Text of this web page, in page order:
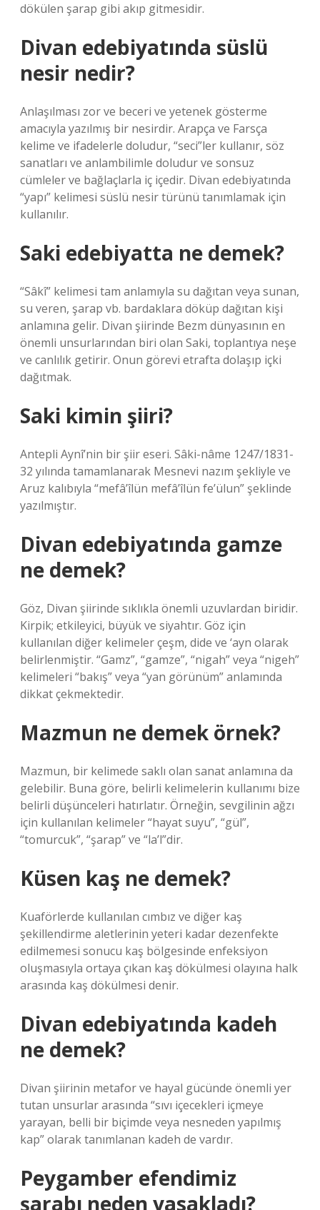
dökülen şarap gibi akıp gitmesidir.
Divan edebiyatında süslü
nesir nedir?
Anlaşılması zor ve beceri ve yetenek gösterme
amacıyla yazılmış bir nesirdir. Arapça ve Farsça
kelime ve ifadelerle doludur, “seci”ler kullanır, söz
sanatları ve anlambilimle doludur ve sonsuz
cümleler ve bağlaçlarla iç içedir. Divan edebiyatında
“yapı” kelimesi süslü nesir türünü tanımlamak için
kullanılır.
Saki edebiyatta ne demek?
“Sâkî” kelimesi tam anlamıyla su dağıtan veya sunan,
su veren, şarap vb. bardaklara döküp dağıtan kişi
anlamına gelir. Divan şiirinde Bezm dünyasının en
önemli unsurlarından biri olan Saki, toplantıya neşe
ve canlılık getirir. Onun görevi etrafta dolaşıp içki
dağıtmak.
Saki kimin şiiri?
Antepli Aynî’nin bir şiir eseri. Sâki-nâme 1247/1831-
32 yılında tamamlanarak Mesnevi nazım şekliyle ve
Aruz kalıbıyla “mefâ’îlün mefâ’îlün fe’ülun” şeklinde
yazılmıştır.
Divan edebiyatında gamze
ne demek?
Göz, Divan şiirinde sıklıkla önemli uzuvlardan biridir.
Kirpik; etkileyici, büyük ve siyahtır. Göz için
kullanılan diğer kelimeler çeşm, dide ve ‘ayn olarak
belirlenmiştir. “Gamz”, “gamze”, “nigah” veya “nigeh”
kelimeleri “bakış” veya “yan görünüm” anlamında
dikkat çekmektedir.
Mazmun ne demek örnek?
Mazmun, bir kelimede saklı olan sanat anlamına da
gelebilir. Buna göre, belirli kelimelerin kullanımı bize
belirli düşünceleri hatırlatır. Örneğin, sevgilinin ağzı
için kullanılan kelimeler “hayat suyu”, “gül”,
“tomurcuk”, “şarap” ve “la’l”dir.
Küsen kaş ne demek?
Kuaförlerde kullanılan cımbız ve diğer kaş
şekillendirme aletlerinin yeteri kadar dezenfekte
edilmemesi sonucu kaş bölgesinde enfeksiyon
oluşmasıyla ortaya çıkan kaş dökülmesi olayına halk
arasında kaş dökülmesi denir.
Divan edebiyatında kadeh
ne demek?
Divan şiirinin metafor ve hayal gücünde önemli yer
tutan unsurlar arasında “sıvı içecekleri içmeye
yarayan, belli bir biçimde veya nesneden yapılmış
kap” olarak tanımlanan kadeh de vardır.
Peygamber efendimiz
şarabı neden yasakladı?